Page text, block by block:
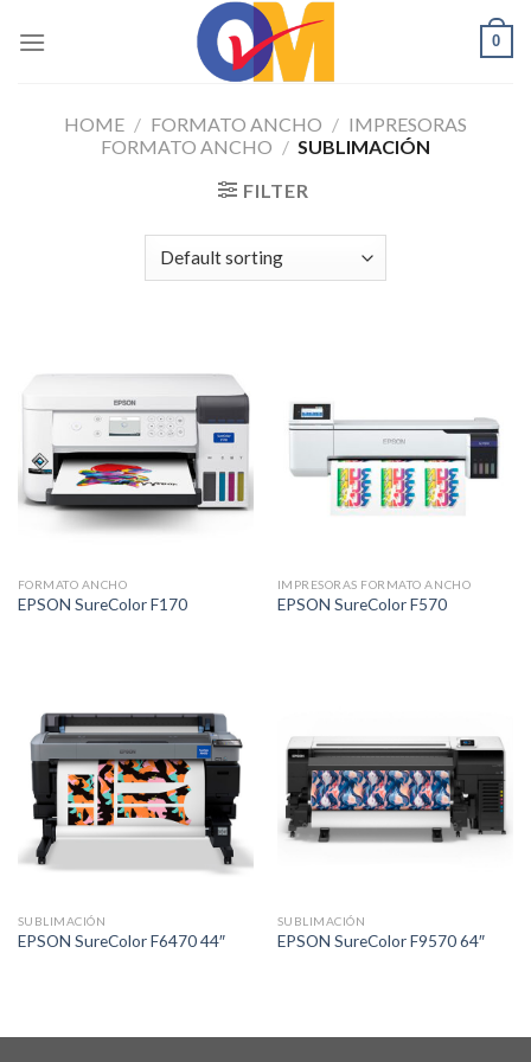
0
HOME / FORMATO ANCHO / IMPRESORAS
FORMATO ANCHO / SUBLIMACIÓN
FILTER
FORMATO ANCHO
EPSON SureColor F170
IMPRESORAS FORMATO ANCHO
EPSON SureColor F570
SUBLIMACIÓN
EPSON SureColor F6470 44″
SUBLIMACIÓN
EPSON SureColor F9570 64″